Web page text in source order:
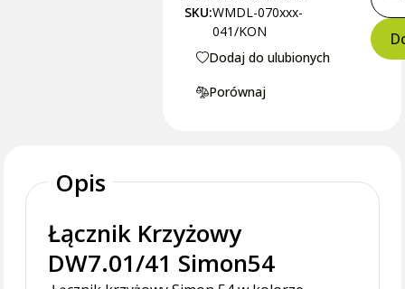
SKU:WMDL-070xxx-
041/KON
Dodaj do ulubionych
Porównaj
Opis
Łącznik Krzyżowy
DW7.01/41 Simon54